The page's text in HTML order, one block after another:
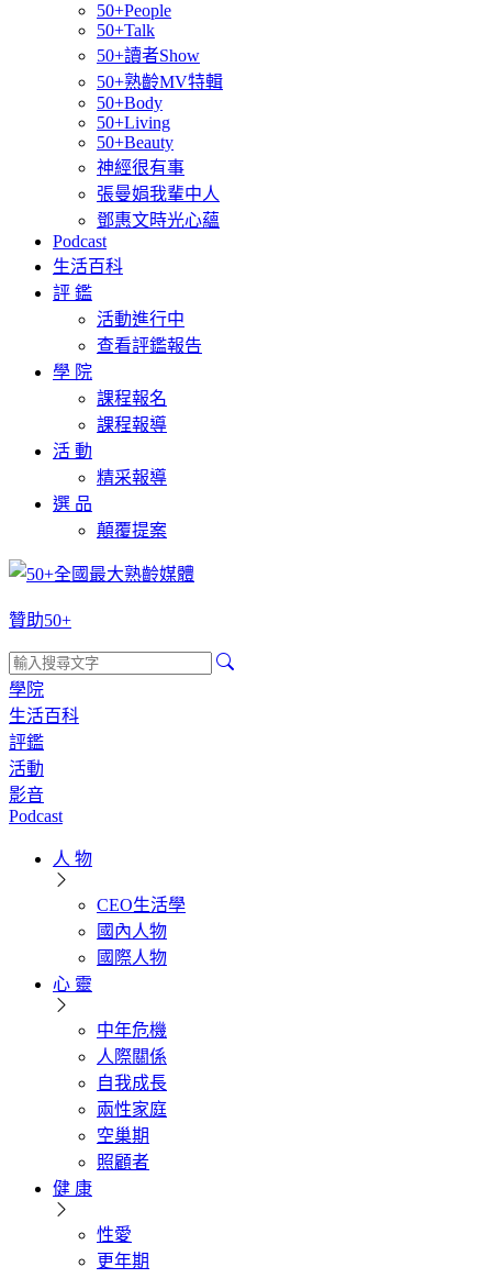
50+People
50+Talk
50+讀者Show
50+熟齡MV特輯
50+Body
50+Living
50+Beauty
神經很有事
張曼娟我輩中人
鄧惠文時光心蘊
Podcast
生活百科
評 鑑
活動進行中
查看評鑑報告
學 院
課程報名
課程報導
活 動
精采報導
選 品
顛覆提案
贊助50+
學院
生活百科
評鑑
活動
影音
Podcast
人 物
CEO生活學
國內人物
國際人物
心 靈
中年危機
人際關係
自我成長
兩性家庭
空巢期
照顧者
健 康
性愛
更年期